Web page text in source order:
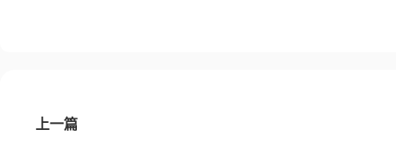
上一篇